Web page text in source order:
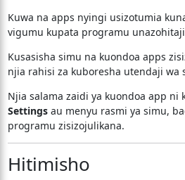
Kuwa na apps nyingi usizotumia
vigumu kupata programu
Kusasisha simu na kuondoa apps
njia rahisi za kuboresha utendaji wa
Njia salama zaidi ya kuondoa app ni
Settingsau menyu rasmi ya simu,
programu zisizojulikana.
Hitimisho